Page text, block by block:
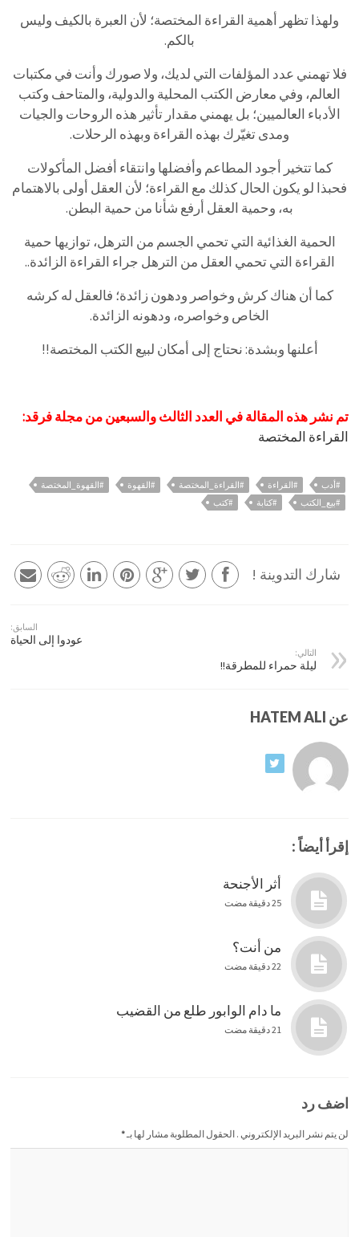
ولهذا تظهر أهمية القراءة المختصة؛ لأن العبرة بالكيف وليس
بالكم.
فلا تهمني عدد المؤلفات التي لديك، ولا صورك وأنت في مكتبات
العالم، وفي معارض الكتب المحلية والدولية، والمتاحف وكتب
الأدباء العالميين؛ بل يهمني مقدار تأثير هذه الروحات والجيات
ومدى تغيّرك بهذه القراءة وبهذه الرحلات.
كما تتخير أجود المطاعم وأفضلها وانتقاء أفضل المأكولات
فحبذا لو يكون الحال كذلك مع القراءة؛ لأن العقل أولى بالاهتمام
به، وحمية العقل أرفع شأنا من حمية البطن.
الحمية الغذائية التي تحمي الجسم من الترهل، توازيها حمية
القراءة التي تحمي العقل من الترهل جراء القراءة الزائدة..
كما أن هناك كرش وخواصر ودهون زائدة؛ فالعقل له كرشه
الخاص وخواصره، ودهونه الزائدة.
أعلنها وبشدة: نحتاج إلى أمكان لبيع الكتب المختصة!!
تم نشر هذه المقالة في العدد الثالث والسبعين من مجلة فرقد:
القراءة المختصة
#أدب #القراءة #القراءة_المختصة #القهوة
#القهوة_المختصة
#بيع_الكتب
#كتابة #كتب
شارك التدوينة !
السابق:
عودوا إلى الحياة
التالي:
ليلة حمراء للمطرقة!!
عن HATEM ALI
إقرأ أيضاً :
أثر الأجنحة
25 دقيقة مضت
من أنت؟
22 دقيقة مضت
ما دام الوابور طلع من القضيب
21 دقيقة مضت
اضف رد
لن يتم نشر البريد الإلكتروني . الحقول المطلوبة مشار لها بـ*